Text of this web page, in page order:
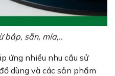
bắp, sẵn, mía,..
ứng nhiều nhu cầu sử
dùng và các sản phẩm